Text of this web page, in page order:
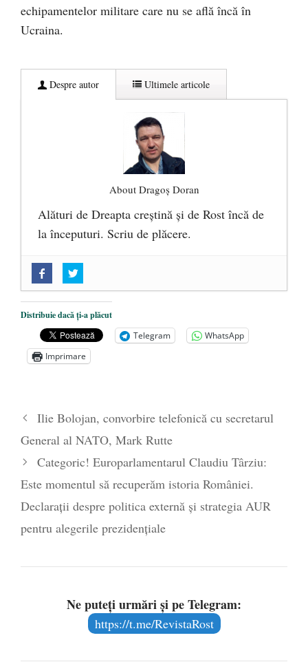
echipamentelor militare care nu se află încă în
Ucraina.
Despre autor Ultimele articole
About Dragoș Doran
Alături de Dreapta creștină și de Rost încă de
la începuturi. Scriu de plăcere.
„Acum nu e momentul”
O nouă autostradă distruge pădurea
amazoniană, pentru summitul climatic
COP30 - 14 martie 2025
Alegeri controlate
Distribuie dacă ți-a plăcut
Telegram
WhatsApp
Imprimare
Ilie Bolojan, convorbire telefonică cu secretarul
General al NATO, Mark Rutte
Categoric! Europarlamentarul Claudiu Târziu:
Este momentul să recuperăm istoria României.
Declarații despre politica externă și strategia AUR
pentru alegerile prezidențiale
Ne puteți urmări și pe Telegram:
https://t.me/RevistaRost